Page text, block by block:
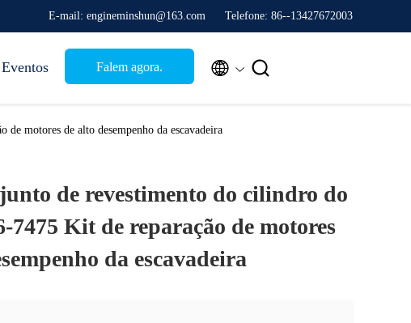
E-mail: engineminshun@163.com Telefone: 86--13427672003
Eventos Falem agora.  
motores de alto desempenho da escavadeira
de revestimento do cilindro do
7475 Kit de reparação de motores
da escavadeira